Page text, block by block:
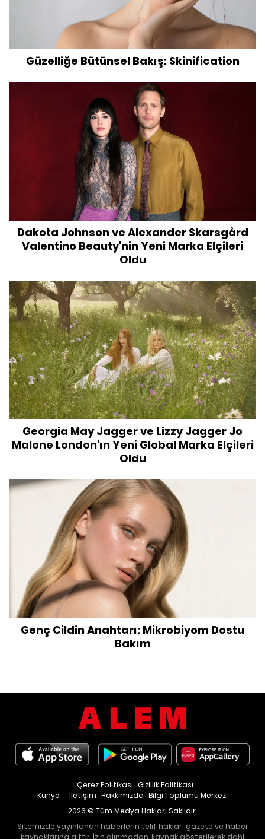
Güzelliğe Bütünsel Bakış: Skinification
Dakota Johnson ve Alexander Skarsgård
Valentino Beauty'nin Yeni Marka Elçileri
Oldu
Georgia May Jagger ve Lizzy Jagger Jo
Malone London'ın Yeni Global Marka Elçileri
Oldu
Genç Cildin Anahtarı: Mikrobiyom Dostu
Bakım
Künye İletişim Hakkımızda Bilgi Toplumu Merkezi
Çerez Politikası Gizlilik Politikası
2026 © Tüm Medya Hakları Saklıdır.
Sitemizde yayınlanan haberlerin telif hakları gazete ve haber